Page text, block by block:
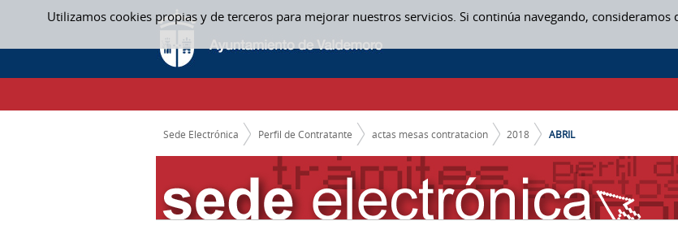
Utilizamos cookies propias y de terceros para mejorar nuestros servicios. Si continúa navegando,
Saltar al contenido
ABRIL - ACTAS MESAS CONTRATACION
CAMINO DE MIGAS
Sede Electrónica Perfil de Contratante actas mesas contratacion 2018 ABRIL